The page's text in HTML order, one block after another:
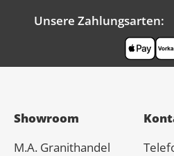
Unsere Zahlungsarten:
Showroom
M.A. Granithandel